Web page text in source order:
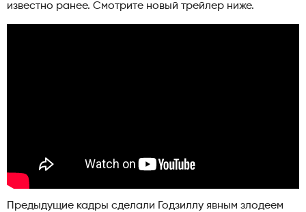
известно ранее. Смотрите новый трейлер ниже.
Предыдущие кадры сделали Годзиллу явным злодеем